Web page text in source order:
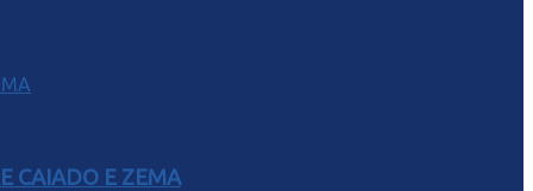
CAIADO E ZEMA